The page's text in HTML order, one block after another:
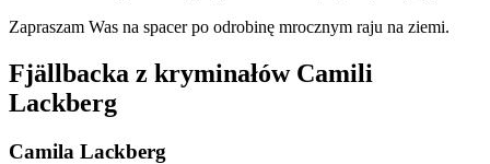
Zapraszam Was na spacer po odrobinę mrocznym raju na ziemi.
Fjällbacka z kryminałów Camili
Lackberg
Camila Lackberg